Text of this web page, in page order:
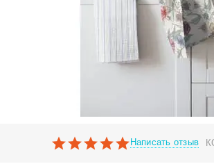
Написать отзыв